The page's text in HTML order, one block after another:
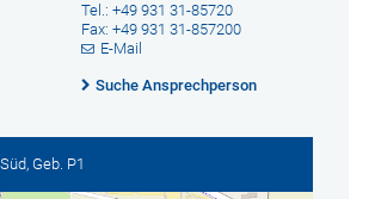
Tel.: +49 931 31-85720
Fax: +49 931 31-857200
E-Mail
Suche Ansprechperson
Geb. P1